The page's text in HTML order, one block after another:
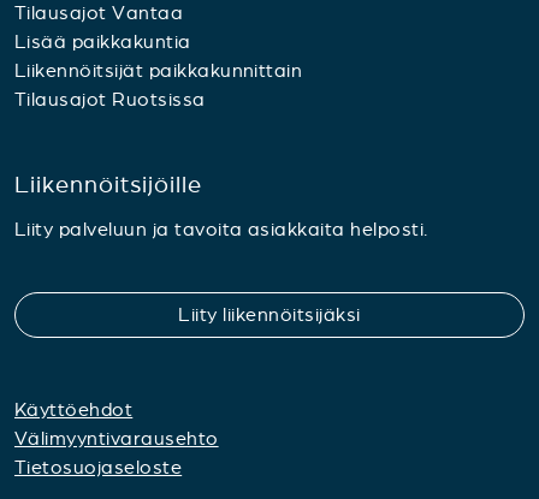
Tilausajot Vantaa
Lisää paikkakuntia
Liikennöitsijät paikkakunnittain
Tilausajot Ruotsissa
Liikennöitsijöille
Liity palveluun ja tavoita asiakkaita helposti.
Liity liikennöitsijäksi
Käyttöehdot
Välimyyntivarausehto
Tietosuojaseloste